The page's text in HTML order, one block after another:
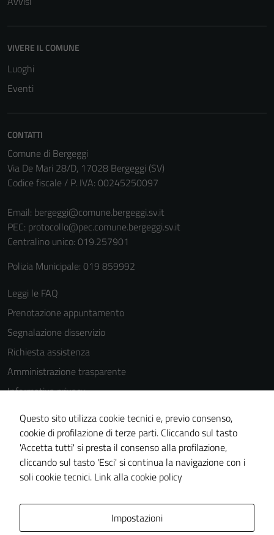
VIVERE IL COMUNE
Luoghi
Eventi
CONTATTI
Comune di Bergeggi
Via De Mari 28/D, 17028 Bergeggi (SV)
Codice fiscale / P. IVA: 00245250097
Email: bergeggi@comune.bergeggi.sv.it
PEC: protocollo@pec.comune.bergeggi.sv.it
Centralino unico: 019.257901
Polizia Municipale: 019 859992
Leggi le FAQ
Prenotazione appuntamento
Segnalazione disservizio
Richiesta assistenza
Amministrazione trasparente
Informativa privacy
Cookie Policy
Note legali
Dichiarazione di accessibilità
Piano di miglioramento del sito
Questo sito utilizza cookie tecnici e, previo consenso,
cookie di profilazione di terze parti. Cliccando sul tasto
'Accetta tutti' si presta il consenso alla profilazione,
cliccando sul tasto 'Esci' si continua la navigazione con i
soli cookie tecnici. Link alla cookie policy
Impostazioni